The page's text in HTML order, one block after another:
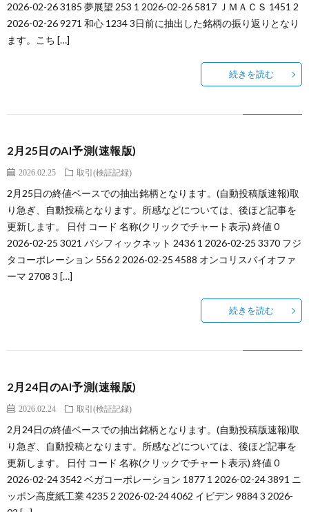
2026-02-26 3185 夢展望 253 1 2026-02-26 5817 ＪＭＡＣＳ 1451 2
2026-02-26 9271 和心 1234 3日前に抽出した銘柄の振り返りとなり
ます。こち […]
続きを読む
2月25日のAI予測(速報版)
2026.02.25 取引(検証記録)
2月25日の終値ベースでの抽出銘柄となります。(自動投稿版速報)取
り急ぎ、自動投稿となります。所感などについては、後ほど記事を
更新します。 日付 コード 名称(クリックでチャート表示) 終値 0
2026-02-25 3021 パシフィックネット 2436 1 2026-02-25 3370 フジ
タコーポレーション 556 2 2026-02-25 4588 オンコリスバイオファ
ーマ 2708 3 […]
続きを読む
2月24日のAI予測(速報版)
2026.02.24 取引(検証記録)
2月24日の終値ベースでの抽出銘柄となります。(自動投稿版速報)取
り急ぎ、自動投稿となります。所感などについては、後ほど記事を
更新します。 日付 コード 名称(クリックでチャート表示) 終値 0
2026-02-24 3542 ベガコーポレーション 1877 1 2026-02-24 3891 ニ
ッポン高度紙工業 4235 2 2026-02-24 4062 イビデン 9884 3 2026-